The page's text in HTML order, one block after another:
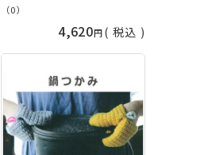
（0）
4,620 税込